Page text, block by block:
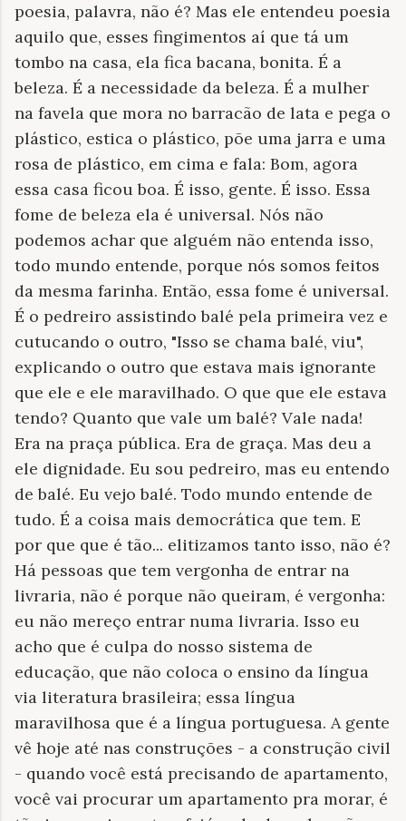
poesia, palavra, não é? Mas ele entendeu poesia
aquilo que, esses fingimentos aí que tá um
tombo na casa, ela fica bacana, bonita. É a
beleza. É a necessidade da beleza. É a mulher
na favela que mora no barracão de lata e pega o
plástico, estica o plástico, põe uma jarra e uma
rosa de plástico, em cima e fala: Bom, agora
essa casa ficou boa. É isso, gente. É isso. Essa
fome de beleza ela é universal. Nós não
podemos achar que alguém não entenda isso,
todo mundo entende, porque nós somos feitos
da mesma farinha. Então, essa fome é universal.
É o pedreiro assistindo balé pela primeira vez e
cutucando o outro, "Isso se chama balé, viu",
explicando o outro que estava mais ignorante
que ele e ele maravilhado. O que que ele estava
tendo? Quanto que vale um balé? Vale nada!
Era na praça pública. Era de graça. Mas deu a
ele dignidade. Eu sou pedreiro, mas eu entendo
de balé. Eu vejo balé. Todo mundo entende de
tudo. É a coisa mais democrática que tem. E
por que que é tão... elitizamos tanto isso, não é?
Há pessoas que tem vergonha de entrar na
livraria, não é porque não queiram, é vergonha:
eu não mereço entrar numa livraria. Isso eu
acho que é culpa do nosso sistema de
educação, que não coloca o ensino da língua
via literatura brasileira; essa língua
maravilhosa que é a língua portuguesa. A gente
vê hoje até nas construções - a construção civil
- quando você está precisando de apartamento,
você vai procurar um apartamento pra morar, é